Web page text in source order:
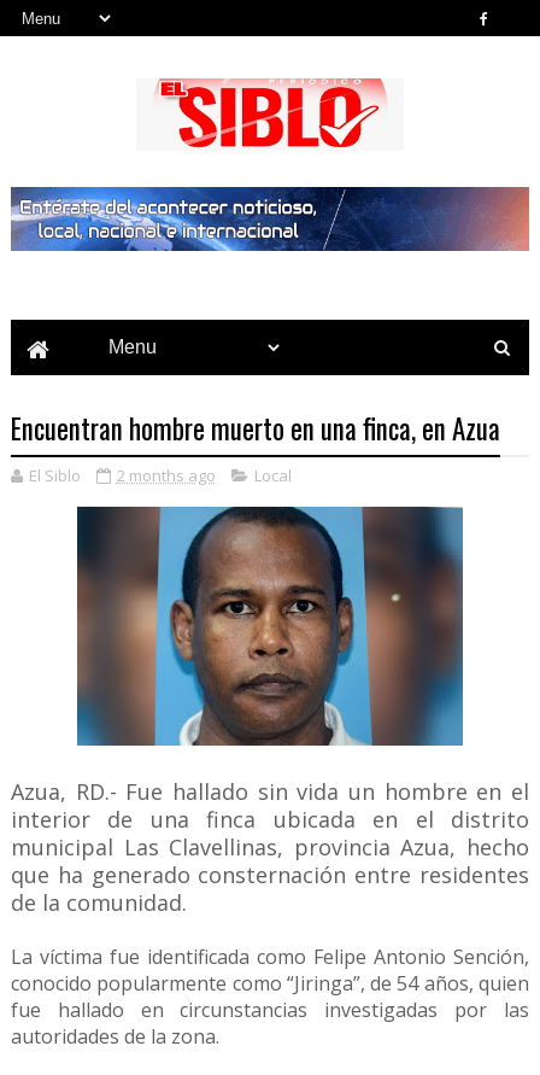
Encuentran hombre muerto en una finca, en Azua
El Siblo 2 months ago Local
Azua, RD.- Fue hallado sin vida un hombre en el
interior de una finca ubicada en el distrito
municipal Las Clavellinas, provincia Azua, hecho
que ha generado consternación entre residentes
de la comunidad.
La víctima fue identificada como Felipe Antonio Sención,
conocido popularmente como “Jiringa”, de 54 años, quien
fue hallado en circunstancias investigadas por las
autoridades de la zona.